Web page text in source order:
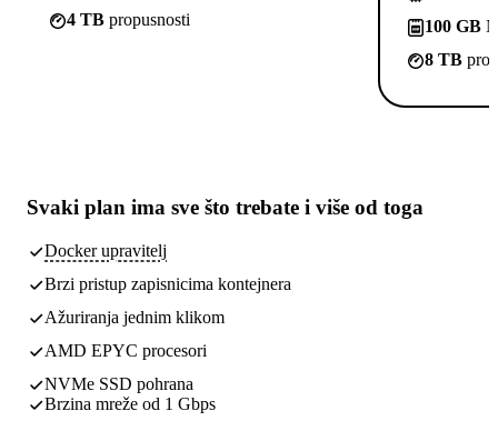
4 TB propusnosti
100 GB
8 TB
Svaki plan ima sve što trebate i više od toga
Docker upravitelj
Brzi pristup zapisnicima kontejnera
Ažuriranja jednim klikom
AMD EPYC procesori
NVMe SSD pohrana
Brzina mreže od 1 Gbps